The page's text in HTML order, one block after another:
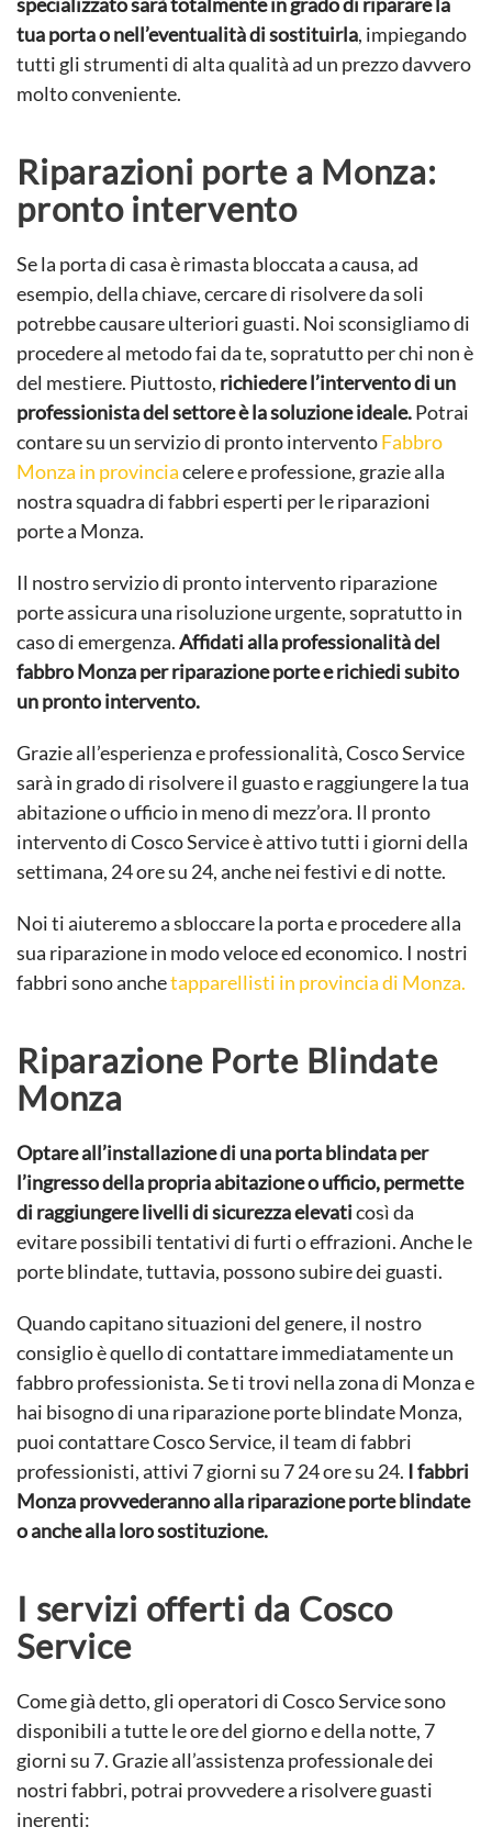
tua porta o nell’eventualità di sostituirla, impiegando
tutti gli strumenti di alta qualità ad un prezzo davvero
molto conveniente.
Riparazioni porte a Monza:
pronto intervento
Se la porta di casa è rimasta bloccata a causa, ad
esempio, della chiave, cercare di risolvere da soli
potrebbe causare ulteriori guasti. Noi sconsigliamo di
procedere al metodo fai da te, sopratutto per chi non è
del mestiere. Piuttosto, richiedere l’intervento di un
professionista del settore è la soluzione ideale.Potrai
contare su un servizio di pronto interventoFabbro
Monza in provinciacelere e professione, grazie alla
nostra squadra di fabbri esperti per le riparazioni
porte a Monza.
Il nostro servizio di pronto intervento riparazione
porte assicura una risoluzione urgente, sopratutto in
caso di emergenza.Affidati alla professionalità del
fabbro Monza per riparazione porte e richiedi subito
un pronto intervento.
Grazie all’esperienza e professionalità, Cosco Service
sarà in grado di risolvere il guasto e raggiungere la tua
abitazione o ufficio in meno di mezz’ora. Il pronto
intervento di Cosco Service è attivo tutti i giorni della
settimana, 24 ore su 24, anche nei festivi e di notte.
Noi ti aiuteremo a sbloccare la porta e procedere alla
sua riparazione in modo veloce ed economico. I nostri
fabbri sono anchetapparellisti in provincia di Monza.
Riparazione Porte Blindate
Monza
Optare all’installazione di una porta blindata per
l’ingresso della propria abitazione o ufficio, permette
di raggiungere livelli di sicurezza elevaticosì da
evitare possibili tentativi di furti o effrazioni. Anche le
porte blindate, tuttavia, possono subire dei guasti.
Quando capitano situazioni del genere, il nostro
consiglio è quello di contattare immediatamente un
fabbro professionista. Se ti trovi nella zona di Monza e
hai bisogno di una riparazione porte blindate Monza,
puoi contattare Cosco Service, il team di fabbri
professionisti, attivi 7 giorni su 7 24 ore su 24. I fabbri
Monza provvederanno alla riparazione porte blindate
o anche alla loro sostituzione.
I servizi offerti da Cosco
Service
Come già detto, gli operatori di Cosco Service sono
disponibili a tutte le ore del giorno e della notte, 7
giorni su 7. Grazie all’assistenza professionale dei
nostri fabbri, potrai provvedere a risolvere guasti
inerenti: